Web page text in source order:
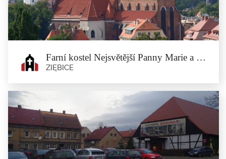
Farní kostel Nejsvětější Panny Marie a sv. Jiří
ZIĘBICE
Farní kostel Nejsvětější Panny Marie a
sv. Jiří
Ziębice